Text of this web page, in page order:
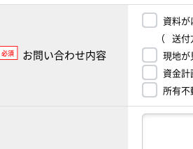
必須 お問い合わせ内容
資料が
（ 送付
現地が
資金計
所有不